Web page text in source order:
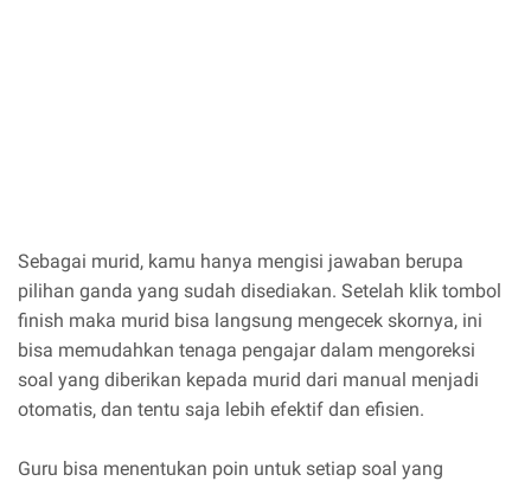
Sebagai murid, kamu hanya mengisi jawaban berupa
pilihan ganda yang sudah disediakan. Setelah klik tombol
finish maka murid bisa langsung mengecek skornya, ini
bisa memudahkan tenaga pengajar dalam mengoreksi
soal yang diberikan kepada murid dari manual menjadi
otomatis, dan tentu saja lebih efektif dan efisien.
Guru bisa menentukan poin untuk setiap soal yang